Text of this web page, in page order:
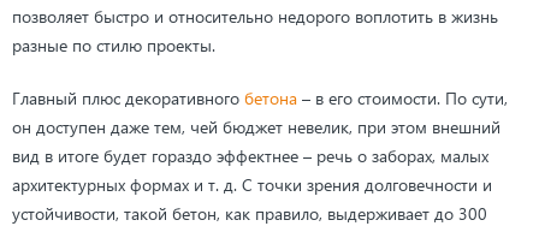
позволяет быстро и относительно недорого воплотить в жизнь
разные по стилю проекты.
Главный плюс декоративного бетона – в его стоимости. По сути,
он доступен даже тем, чей бюджет невелик, при этом внешний
вид в итоге будет гораздо эффектнее – речь о заборах, малых
архитектурных формах и т. д. С точки зрения долговечности и
устойчивости, такой бетон, как правило, выдерживает до 300